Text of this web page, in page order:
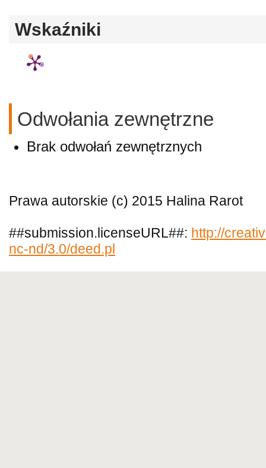
Wskaźniki
Odwołania zewnętrzne
Brak odwołań zewnętrznych
Prawa autorskie (c) 2015 Halina Rarot
##submission.licenseURL##: http://
nc-nd/3.0/deed.pl